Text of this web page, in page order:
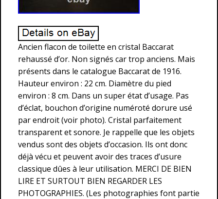
Ancien flacon de toilette en cristal Baccarat
rehaussé d’or. Non signés car trop anciens. Mais
présents dans le catalogue Baccarat de 1916.
Hauteur environ : 22 cm. Diamètre du pied
environ : 8 cm. Dans un super état d’usage. Pas
d’éclat, bouchon d’origine numéroté dorure usé
par endroit (voir photo). Cristal parfaitement
transparent et sonore. Je rappelle que les objets
vendus sont des objets d’occasion. Ils ont donc
déjà vécu et peuvent avoir des traces d’usure
classique dûes à leur utilisation. MERCI DE BIEN
LIRE ET SURTOUT BIEN REGARDER LES
PHOTOGRAPHIES. (Les photographies font partie